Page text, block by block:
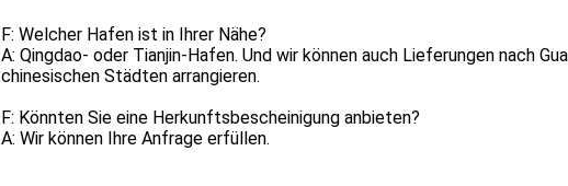
F: Welcher Hafen ist in Ihrer Nähe?
A: Qingdao- oder Tianjin-Hafen. Und wir können auch Lieferungen nach
chinesischen Städten arrangieren.
F: Könnten Sie eine Herkunftsbescheinigung anbieten?
A: Wir können Ihre Anfrage erfüllen.